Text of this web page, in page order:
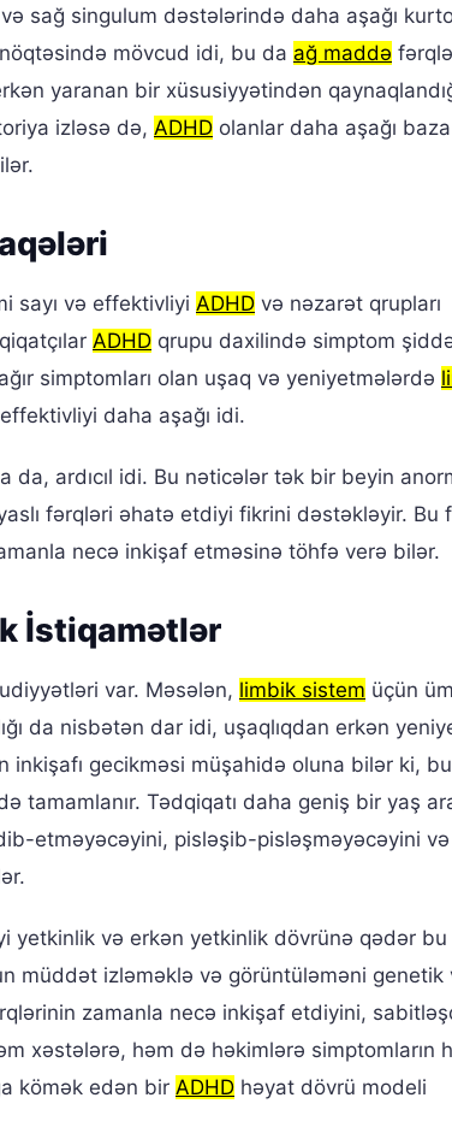
sağ singulum dəstələrində daha aşağı
mövcud idi, bu da ağ maddə
yaranan bir xüsusiyyətindən
izləsə də, ADHD olanlar daha aşağı baza
sayı və effektivliyi ADHD və nəzarət qrupları
ADHD qrupu daxilində simptom
simptomları olan uşaq və yeniyetmələrdə
daha aşağı idi.
ardıcıl idi. Bu nəticələr tək bir beyin
fərqləri əhatə etdiyi fikrini dəstəkləyir. Bu
necə inkişaf etməsinə töhfə verə bilər.
İstiqamətlər
var. Məsələn, limbik sistem üçün
da nisbətən dar idi, uşaqlıqdan erkən
inkişafı gecikməsi müşahidə oluna bilər ki,
Tədqiqatı daha geniş bir yaş
etməyəcəyini, pisləşib-pisləşməyəcəyini
yetkinlik və erkən yetkinlik dövrünə qədər
müddət izləməklə və görüntüləməni genetik
zamanla necə inkişaf etdiyini,
xəstələrə, həm də həkimlərə simptomların
kömək edən bir ADHD həyat dövrü modeli